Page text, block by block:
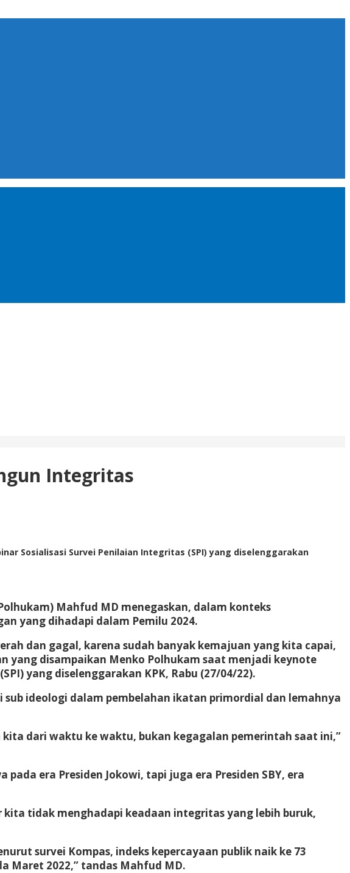
Integritas
Sosialisasi Survei Penilaian Integritas (SPI) yang diselenggarakan
Mahfud MD menegaskan, dalam konteks
yang dihadapi dalam Pemilu 2024.
dan gagal, karena sudah banyak kemajuan yang kita capai,
yang disampaikan Menko Polhukam saat menjadi keynote
yang diselenggarakan KPK, Rabu (27/04/22).
ideologi dalam pembelahan ikatan primordial dan lemahnya
dari waktu ke waktu, bukan kegagalan pemerintah saat ini,”
era Presiden Jokowi, tapi juga era Presiden SBY, era
tidak menghadapi keadaan integritas yang lebih buruk,
survei Kompas, indeks kepercayaan publik naik ke 73
Maret 2022,” tandas Mahfud MD.